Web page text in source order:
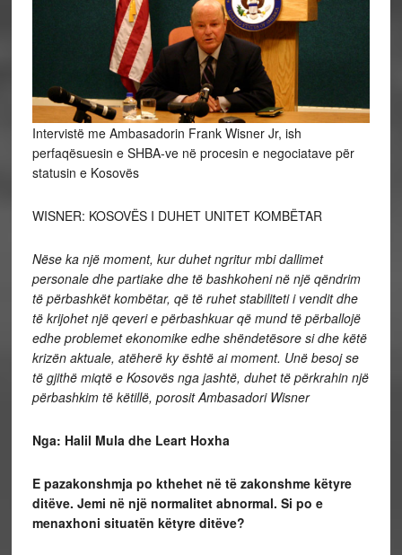
Intervistë me Ambasadorin Frank Wisner Jr, ish
perfaqësuesin e SHBA-ve në procesin e negociatave për
statusin e Kosovës
WISNER: KOSOVËS I DUHET UNITET KOMBËTAR
Nëse ka një moment, kur duhet ngritur mbi dallimet
personale dhe partiake dhe të bashkoheni në një qëndrim
të përbashkët kombëtar, që të ruhet stabiliteti i vendit dhe
të krijohet një qeveri e përbashkuar që mund të përballojë
edhe problemet ekonomike edhe shëndetësore si dhe këtë
krizën aktuale, atëherë ky është ai moment. Unë besoj se
të gjithë miqtë e Kosovës nga jashtë, duhet të përkrahin një
përbashkim të këtillë, porosit Ambasadori Wisner
Nga: Halil Mula dhe Leart Hoxha
E pazakonshmja po kthehet në të zakonshme këtyre
ditëve. Jemi në një normalitet abnormal. Si po e
menaxhoni situatën këtyre ditëve?